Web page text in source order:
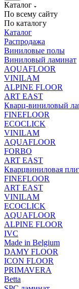
Каталог
По всему сайту
По каталогу
Каталог
Распродажа
Виниловые полы
Виниловый ламинат
AQUAFLOOR
VINILAM
ALPINE FLOOR
ART EAST
Кварц-виниловый
FINEFLOOR
ECOCLICK
VINILAM
AQUAFLOOR
FORBO
ART EAST
Кварцвиниловая
FINEFLOOR
ART EAST
VINILAM
ECOCLICK
AQUAFLOOR
ALPINE FLOOR
IVC
Made in Belgium
DAMY FLOOR
ICON FLOOR
PRIMAVERA
Betta